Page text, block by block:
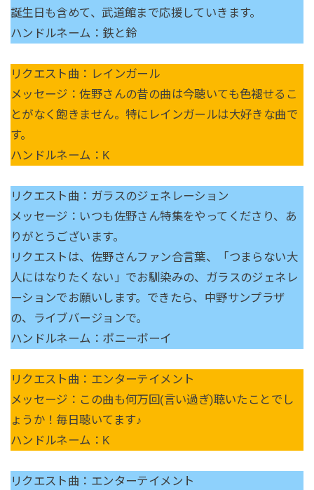
誕生日も含めて、武道館まで応援していきます。
ハンドルネーム：鉄と鈴
リクエスト曲：レインガール
メッセージ：佐野さんの昔の曲は今聴いても色褪せるこ
とがなく飽きません。特にレインガールは大好きな曲で
す。
ハンドルネーム：K
リクエスト曲：ガラスのジェネレーション
メッセージ：いつも佐野さん特集をやってくださり、あ
りがとうございます。
リクエストは、佐野さんファン合言葉、「つまらない大
人にはなりたくない」でお馴染みの、ガラスのジェネレ
ーションでお願いします。できたら、中野サンプラザ
の、ライブバージョンで。
ハンドルネーム：ポニーボーイ
リクエスト曲：エンターテイメント
メッセージ：この曲も何万回(言い過ぎ)聴いたことでし
ょうか！毎日聴いてます♪
ハンドルネーム：K
リクエスト曲：エンターテイメント